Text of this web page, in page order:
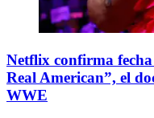
Netflix confirma
Real American”, el
WWE